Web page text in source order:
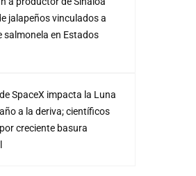
jalapeños vinculados a
salmonela en Estados
SpaceX impacta la Luna
a la deriva; científicos
creciente basura